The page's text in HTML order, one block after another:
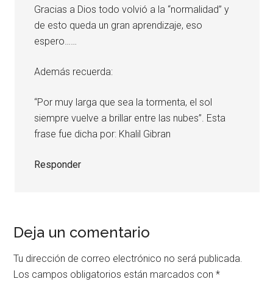
Gracias a Dios todo volvió a la “normalidad” y
de esto queda un gran aprendizaje, eso
espero……
Además recuerda:
“Por muy larga que sea la tormenta, el sol
siempre vuelve a brillar entre las nubes”. Esta
frase fue dicha por: Khalil Gibran
Responder
Deja un comentario
Tu dirección de correo electrónico no será publicada.
Los campos obligatorios están marcados con*